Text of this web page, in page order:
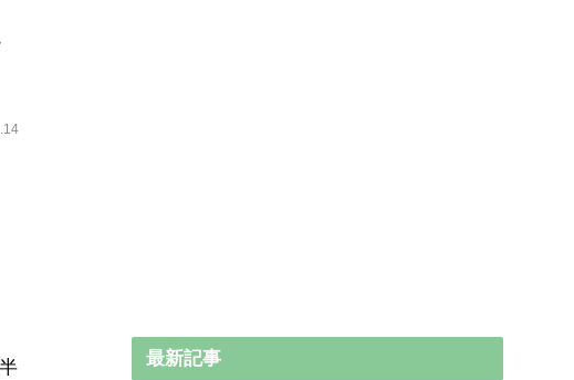
最新記事